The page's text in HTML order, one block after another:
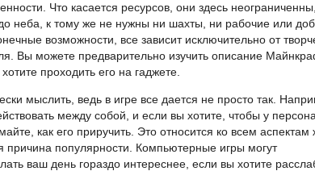
Что касается ресурсов, они здесь
неба, к тому же не нужны ни шахты, ни рабочие или
возможности, все зависит исключительно от
Вы можете предварительно изучить описание
проходить его на гаджете.
мыслить, ведь в игре все дается не просто так.
между собой, и если вы хотите, чтобы у
как его приручить. Это относится ко всем аспектам
причина популярности. Компьютерные игры могут
ваш день гораздо интереснее, если вы хотите